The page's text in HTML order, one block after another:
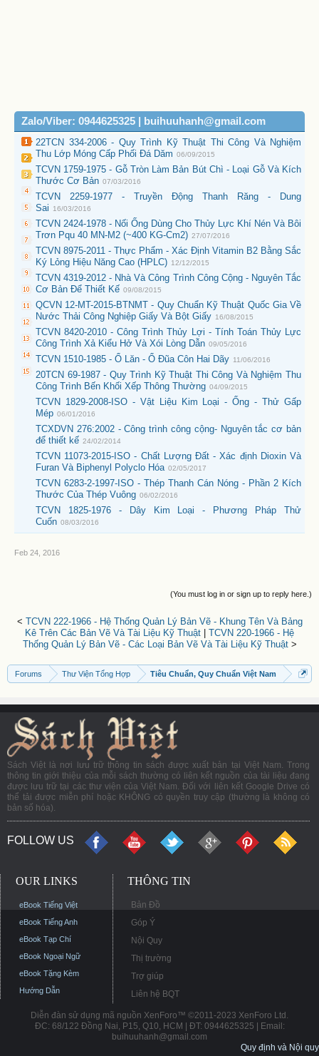
Zalo/Viber: 0944625325 | buihuuhanh@gmail.com
22TCN 334-2006 - Quy Trình Kỹ Thuật Thi Công Và Nghiệm
Thu Lớp Móng Cấp Phối Đá Dăm 06/09/2015
TCVN 1759-1975 - Gỗ Tròn Làm Bản Bút Chì - Loại Gỗ Và Kích
Thước Cơ Bản 07/03/2016
TCVN 2259-1977 - Truyền Động Thanh Răng - Dung
Sai
16/03/2016
TCVN 2424-1978 - Nối Ống Dùng Cho Thủy Lực Khí Nén Và Bôi
Trơn Pqu 40 MN-M2 (~400 KG-Cm2) 27/07/2016
TCVN 8975-2011 - Thực Phẩm - Xác Định Vitamin B2 Bằng Sắc
Ký Lỏng Hiệu Năng Cao (HPLC) 12/12/2015
TCVN 4319-2012 - Nhà Và Công Trình Công Cộng - Nguyên Tắc
Cơ Bản Để Thiết Kế 09/08/2015
QCVN 12-MT-2015-BTNMT - Quy Chuẩn Kỹ Thuật Quốc Gia Về
Nước Thải Công Nghiệp Giấy Và Bột Giấy 16/08/2015
TCVN 8420-2010 - Công Trình Thủy Lợi - Tính Toán Thủy Lực
Công Trình Xả Kiểu Hở Và Xói Lòng Dẫn 09/05/2016
TCVN 1510-1985 - Ổ Lăn - Ổ Đũa Côn Hai Dãy 11/06/2016
20TCN 69-1987 - Quy Trình Kỹ Thuật Thi Công Và Nghiệm Thu
Công Trình Bến Khối Xếp Thông Thường 04/09/2015
TCVN 1829-2008-ISO - Vật Liệu Kim Loại - Ống - Thử Gấp
Mép 06/01/2016
TCXDVN 276:2002 - Công trình công cộng- Nguyên tắc cơ bản
để thiết kế 24/02/2014
TCVN 11073-2015-ISO - Chất Lượng Đất - Xác định Dioxin Và
Furan Và Biphenyl Polyclo Hóa 02/05/2017
TCVN 6283-2-1997-ISO - Thép Thanh Cán Nóng - Phần 2 Kích
Thước Của Thép Vuông 06/02/2016
TCVN 1825-1976 - Dây Kim Loại - Phương Pháp Thử
Cuốn 08/03/2016
Feb 24, 2016
(You must log in or sign up to reply here.)
< TCVN 222-1966 - Hệ Thống Quản Lý Bản Vẽ - Khung Tên Và Bảng
Kê Trên Các Bản Vẽ Và Tài Liệu Kỹ Thuật | TCVN 220-1966 - Hệ
Thống Quản Lý Bản Vẽ - Các Loại Bản Vẽ Và Tài Liệu Kỹ Thuật>
Forums Thư Viện Tổng Hợp Tiêu Chuẩn, Quy Chuẩn Việt Nam
Sách Việt là nơi lưu trữ thông tin sách được xuất bản tại Việt Nam. Trong
thông tin giới thiệu của mỗi sách thường có liên kết nguồn của tài liệu đang
được lưu trữ tại các thư viện của Việt Nam. Đối với liên kết Google Drive có
thể tải được miễn phí hoặc KHÔNG có quyền truy cập (thường là không có
bản số hóa).
FOLLOW US
OUR LINKS
eBook Tiếng Việt
eBook Tiếng Anh
eBook Tạp Chí
eBook Ngoại Ngữ
eBook Tặng Kèm
Hướng Dẫn
THÔNG TIN
Bản Đồ
Góp Ý
Nội Quy
Thị trường
Trợ giúp
Liên hệ BQT
Diễn đàn sử dụng mã nguồn XenForo™ ©2011-2023 XenForo Ltd.
ĐC: 68/122 Đồng Nai, P15, Q10, HCM | ĐT: 0944625325 | Email:
buihuuhanh@gmail.com
Quy định và Nội quy